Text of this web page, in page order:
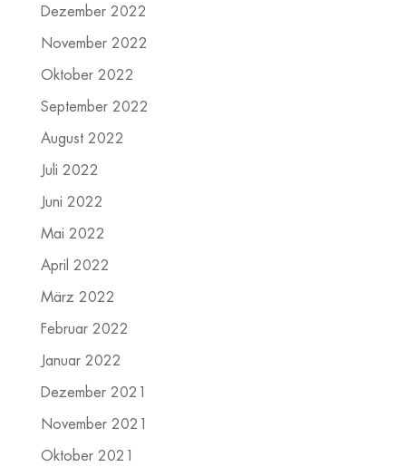
Dezember 2022
November 2022
Oktober 2022
September 2022
August 2022
Juli 2022
Juni 2022
Mai 2022
April 2022
März 2022
Februar 2022
Januar 2022
Dezember 2021
November 2021
Oktober 2021